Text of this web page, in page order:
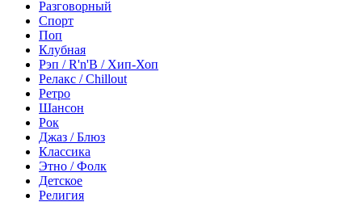
Разговорный
Спорт
Поп
Клубная
Рэп / R'n'B / Хип-Хоп
Релакс / Chillout
Ретро
Шансон
Рок
Джаз / Блюз
Классика
Этно / Фолк
Детское
Религия